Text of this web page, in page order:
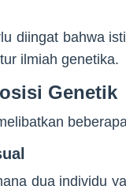
diingat bahwa
ilmiah genetika.
Genetik
dua individu